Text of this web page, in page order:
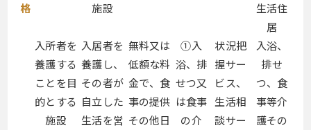
格
施設
生活住
居
入所者を
養護する
ことを目
的とする
施設
入居者を
養護し、
その者が
自立した
生活を営
無料又は
低額な料
金で、食
事の提供
その他日
①入
浴、排
せつ又
は食事
の介
状況把
握サー
ビス、
生活相
談サー
入浴、
排せ
つ、食
事等介
護その